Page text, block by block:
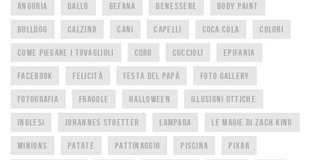
ANGURIA BALLO BEFANA BENESSERE BODY PAINT
BULLDOG CALZINO CANI CAPELLI COCA COLA COLORI
COME PIEGARE I TOVAGLIOLI CORO CUCCIOLI EPIFANIA
FACEBOOK FELICITÀ FESTA DEL PAPÀ FOTO GALLERY
FOTOGRAFIA FRAGOLE HALLOWEEN ILLUSIONI OTTICHE
INGLESI JOHANNES STOETTER LAMPADA LE MAGIE DI ZACH KING
MINIONS PATATE PATTINAGGIO PISCINA PIXAR